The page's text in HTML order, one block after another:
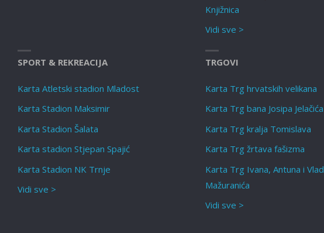
Knjižnica
Vidi sve >
SPORT & REKREACIJA
Karta Atletski stadion Mladost
Karta Stadion Maksimir
Karta Stadion Šalata
Karta stadion Stjepan Spajić
Karta Stadion NK Trnje
Vidi sve >
TRGOVI
Karta Trg hrvatskih velikana
Karta Trg bana Josipa Jelačića
Karta Trg kralja Tomislava
Karta Trg žrtava fašizma
Karta Trg Ivana, Antuna i
Mažuranića
Vidi sve >